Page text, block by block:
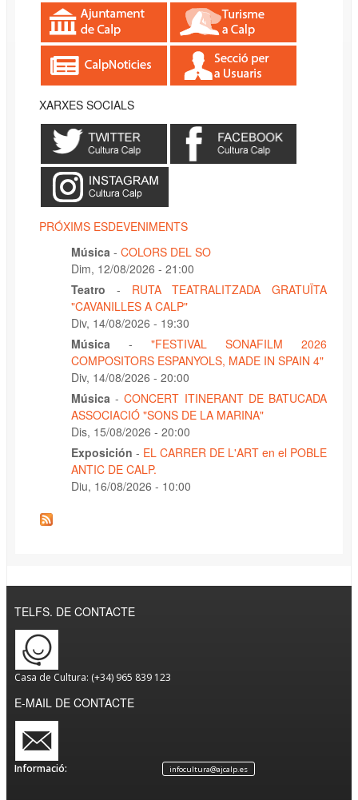
XARXES SOCIALS
PRÓXIMS ESDEVENIMENTS
Música - COLORS DEL SO
Dim, 12/08/2026 - 21:00
Teatro
- RUTA TEATRALITZADA GRATUÏTA
"CAVANILLES A CALP"
Div, 14/08/2026 - 19:30
Música
- "FESTIVAL SONAFILM 2026
COMPOSITORS ESPANYOLS, MADE IN SPAIN 4"
Div, 14/08/2026 - 20:00
Música -CONCERT ITINERANT DE BATUCADA
ASSOCIACIÓ "SONS DE LA MARINA"
Dis, 15/08/2026 - 20:00
Exposición - EL CARRER DE L'ART en el POBLE
ANTIC DE CALP.
Diu, 16/08/2026 - 10:00
TELFS. DE CONTACTE
Casa de Cultura: (+34) 965 839 123
E-MAIL DE CONTACTE
Informació: infocultura@ajcalp.es